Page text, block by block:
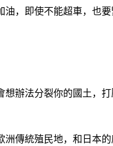
，即使不能超車，也
辦法分裂你的國土，
傳統殖民地，和日本